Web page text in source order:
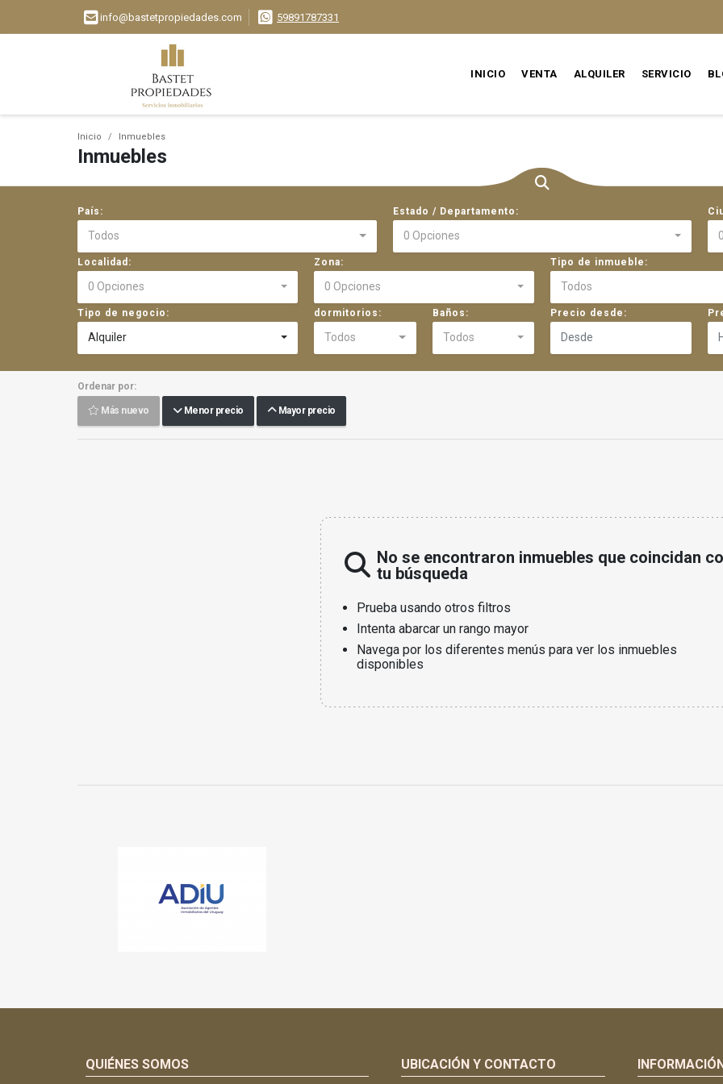
info@bastetpropiedades.com 59891787331
INICIO VENTA ALQUILER SERVICIO
Inicio Inmuebles
Inmuebles
País:
Todos
Estado / Departamento:
0 Opciones
Localidad:
0 Opciones
Zona:
0 Opciones
Tipo de inmueble:
Todos
Tipo de negocio:
Alquiler
dormitorios:
Todos
Baños:
Todos
Precio desde:
Ordenar por:
Más nuevo Menor precio Mayor precio
No se encontraron inmuebles que coincidan
tu búsqueda
Prueba usando otros filtros
Intenta abarcar un rango mayor
Navega por los diferentes menús para ver los inmuebles
disponibles
QUIÉNES SOMOS UBICACIÓN Y CONTACTO